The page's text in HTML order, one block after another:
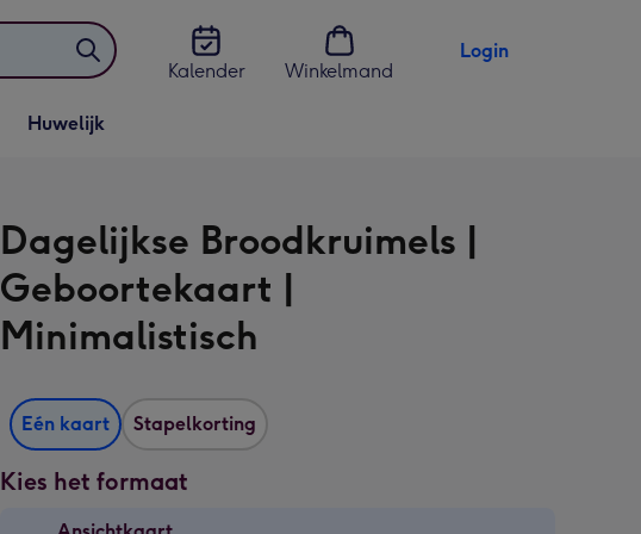
Kalender
Winkelmand
Login
Vervolgkeuzelijst
Huwelijk openen
Huwelijk
Dagelijkse Broodkruimels |
Geboortekaart |
Minimalistisch
Eén kaart Stapelkorting
Kies het formaat